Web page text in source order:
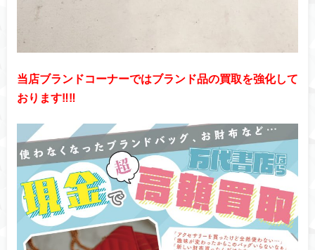
当店ブランドコーナーではブランド品の買取を強化して
おります‼‼︎